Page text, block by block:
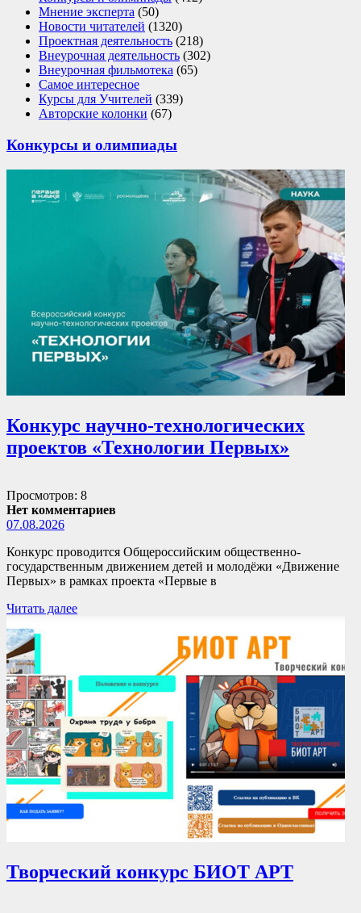
Мнение эксперта (50)
Новости читателей (1320)
Проектная деятельность (218)
Внеурочная деятельность (302)
Внеурочная фильмотека (65)
Самое интересное
Курсы для Учителей (339)
Авторские колонки (67)
Конкурсы и олимпиады
Конкурс научно-технологических
проектов «Технологии Первых»
Просмотров: 8
Нет комментариев
07.08.2026
Конкурс проводится Общероссийским общественно-
государственным движением детей и молодёжи «Движение
Первых» в рамках проекта «Первые в
Читать далее
Творческий конкурс БИОТ АРТ